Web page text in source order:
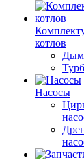
котлов
Насосы